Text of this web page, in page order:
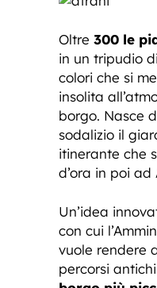
Oltre 300 le
in un tripudio
colori che si
insolita
borgo. Nasce
sodalizio il
itinerante che
d’ora in poi ad
Un’idea
con cui
vuole rendere
percorsi